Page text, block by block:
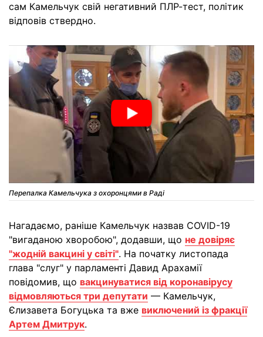
сам Камельчук свій негативний ПЛР-тест, політик
відповів ствердно.
Перепалка Камельчука з охоронцями в Раді
Нагадаємо, раніше Камельчук назвав COVID-19
"вигаданою хворобою", додавши, що не довіряє
"жодній вакцині у світі". На початку листопада
глава "слуг" у парламенті Давид Арахамії
повідомив, що вакцинуватися від коронавірусу
відмовляються три депутати — Камельчук,
Єлизавета Богуцька та вже виключений із фракції
Артем Дмитрук.